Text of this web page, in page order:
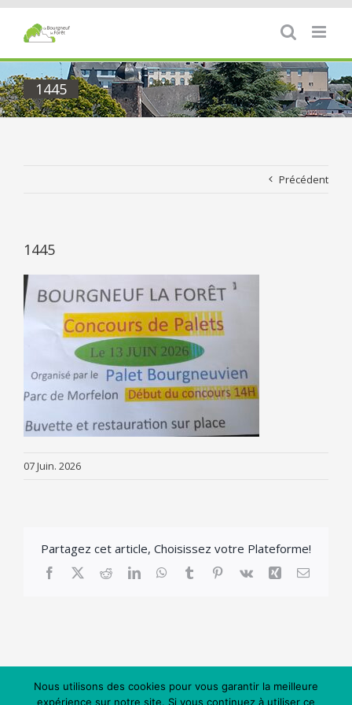
Passer
contenu
1445
Précédent
1445
07 Juin. 2026
Partagez cet article, Choisissez votre Plateforme!
Facebook
X RedditLinkedInWhatsApp
TumblrPinterest
Vk Xing Email
Nous utilisons des cookies pour vous garantir la meilleure
expérience sur notre site. Si vous continuez à utiliser ce